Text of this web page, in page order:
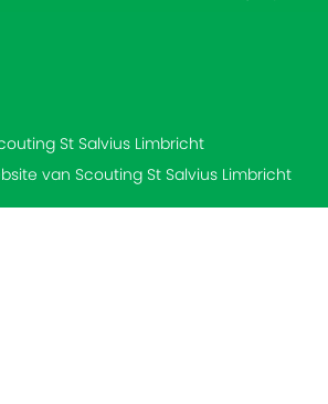
St Salvius Limbricht
van Scouting St Salvius Limbricht